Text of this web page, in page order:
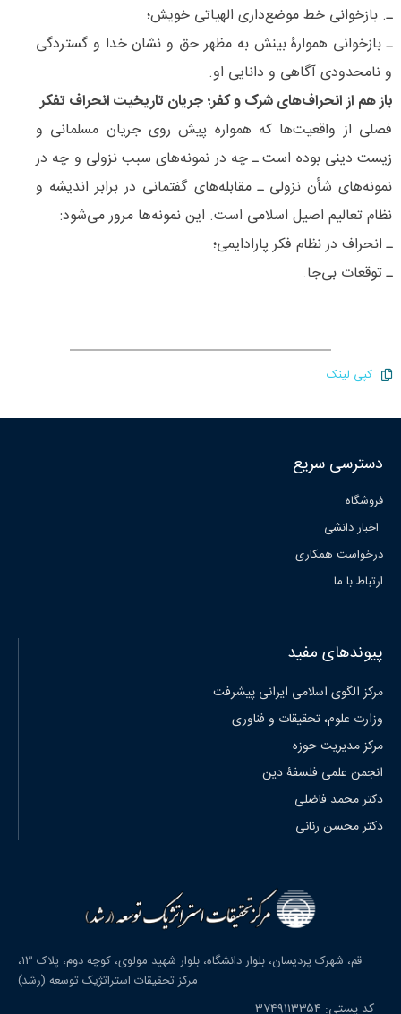
ـ. بازخوانی خط موضع‌داری الهیاتی خویش؛
ـ بازخوانی هموارۀ بینش به مظهر حق و نشان خدا و گستردگی
و نامحدودی آگاهی و دانایی او.
باز هم از انحراف‌های شرک و کفر؛ جریان تاریخیت انحراف تفکر
فصلی از واقعیت‌ها که همواره پیش روی جریان مسلمانی و
زیست دینی بوده است ـ چه در نمونه‌های سبب نزولی و چه در
نمونه‌های شأن نزولی ـ مقابله‌های گفتمانی در برابر اندیشه و
نظام تعالیم اصیل اسلامی است. این نمونه‌ها مرور می‌شود:
ـ انحراف در نظام فکر پارادایمی؛
ـ توقعات بی‌جا.
کپی لینک
دسترسی سریع
فروشگاه
اخبار دانشی
درخواست همکاری
ارتباط با ما
پیوندهای مفید
مرکز الگوی اسلامی ایرانی پیشرفت
وزارت علوم، تحقیقات و فناوری
مرکز مدیریت حوزه
انجمن علمی فلسفۀ دین
دکتر محمد فاضلی
دکتر محسن رنانی
قم، شهرک پردیسان، بلوار دانشگاه، بلوار شهید مولوی، کوچه دوم، پلاک ۱۳،
مرکز تحقیقات استراتژیک توسعه (رشد)
کد پستی: ۳۷۴۹۱۱۳۳۵۴